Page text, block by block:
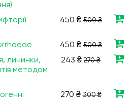
450 ₴500 ₴
450 ₴500 ₴
личинки,
методом
243 ₴ 270 ₴
270 ₴300 ₴